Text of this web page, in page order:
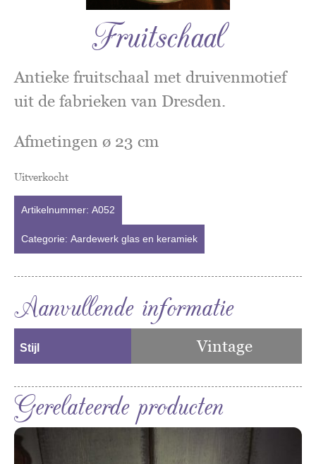
Fruitschaal
Antieke fruitschaal met druivenmotief
uit de fabrieken van Dresden.
Afmetingen ø 23 cm
Uitverkocht
Artikelnummer: A052
Categorie: Aardewerk glas en keramiek
Aanvullende informatie
Stijl Vintage
Gerelateerde producten